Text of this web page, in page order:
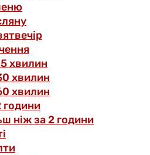
хвилин
хвилин
хвилин
години
ніж за 2 години